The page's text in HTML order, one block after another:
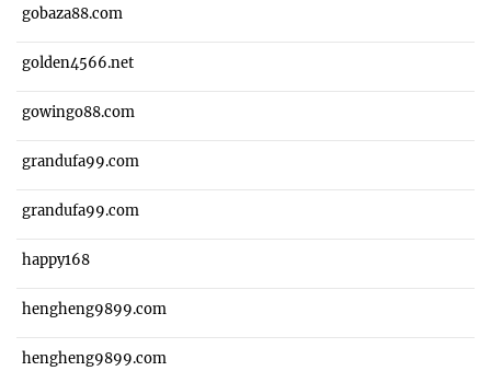
gobaza88.com
golden4566.net
gowingo88.com
grandufa99.com
grandufa99.com
happy168
hengheng9899.com
hengheng9899.com